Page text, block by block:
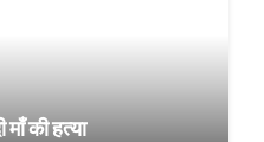
की हत्या